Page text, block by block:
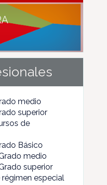
medio
superior
de
Básico
medio
superior
especial